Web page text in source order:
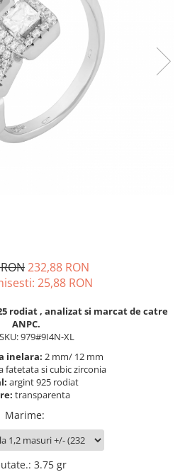
232,88 RON
25,88 RON
rodiat , analizat si marcat de catre
ANPC.
979#9I4N-XL
inelara: 2 mm/ 12 mm
fatetata si cubic zirconia
argint 925 rodiat
transparenta
Marime:
: 3.75 gr